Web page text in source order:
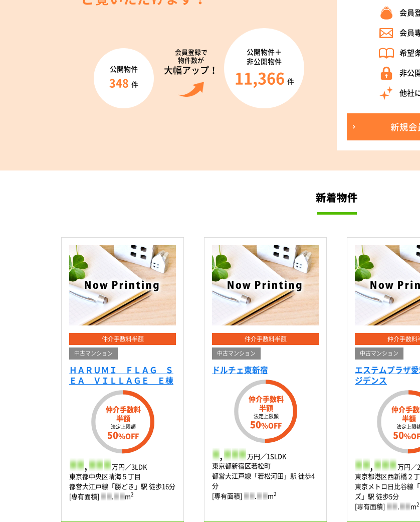
会員登録で
物件数が
大幅アップ！
公開物件
348 件
公開物件＋
非公開物件
11,366 件
会員
会員
希望
非公
他社
新規
新着物件
仲介手数料半額
中古マンション
ＨＡＲＵＭＩ ＦＬＡＧ Ｓ
ＥＡ ＶＩＬＬＡＧＥ Ｅ棟
仲介手数料
半額
法定上限額
50%OFF
- - ,- - - 万円／3LDK
東京都中央区晴海５丁目
都営大江戸線「勝どき」駅 徒歩16分
[専有面積] - - .- - m2
仲介手数料半額
中古マンション
ドルチェ東新宿
仲介手数料
半額
法定上限額
50%OFF
- ,- - - 万円／1SLDK
東京都新宿区若松町
都営大江戸線「若松河田」駅 徒歩4
分
[専有面積] - - .- - m2
仲介手数料
中古マンション
エステムプラザ
ジデンス
仲介手
半額
法定上限
50
- - ,- - - 万円／
東京都港区西新橋２
東京メトロ日比谷線
ズ」駅 徒歩5分
[専有面積] - - .- - m2